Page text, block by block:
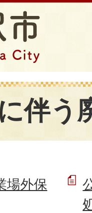
伴う
場外保